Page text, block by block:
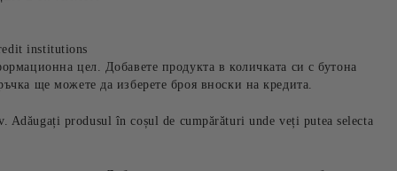
institutions
цел. Добавете продукта в количката си с бутона
ще можете да изберете броя вноски на кредита.
Adăugați produsul în coșul de cumpărături unde veți putea selecta